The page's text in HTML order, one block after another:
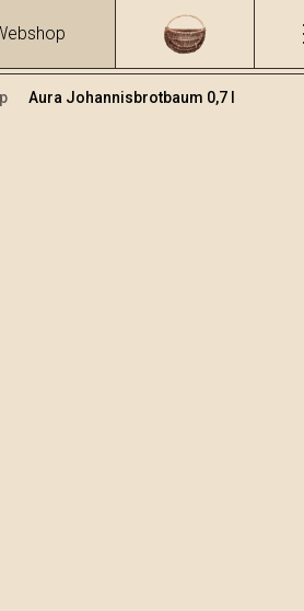
Aura Johannisbrotbaum 0,7 l